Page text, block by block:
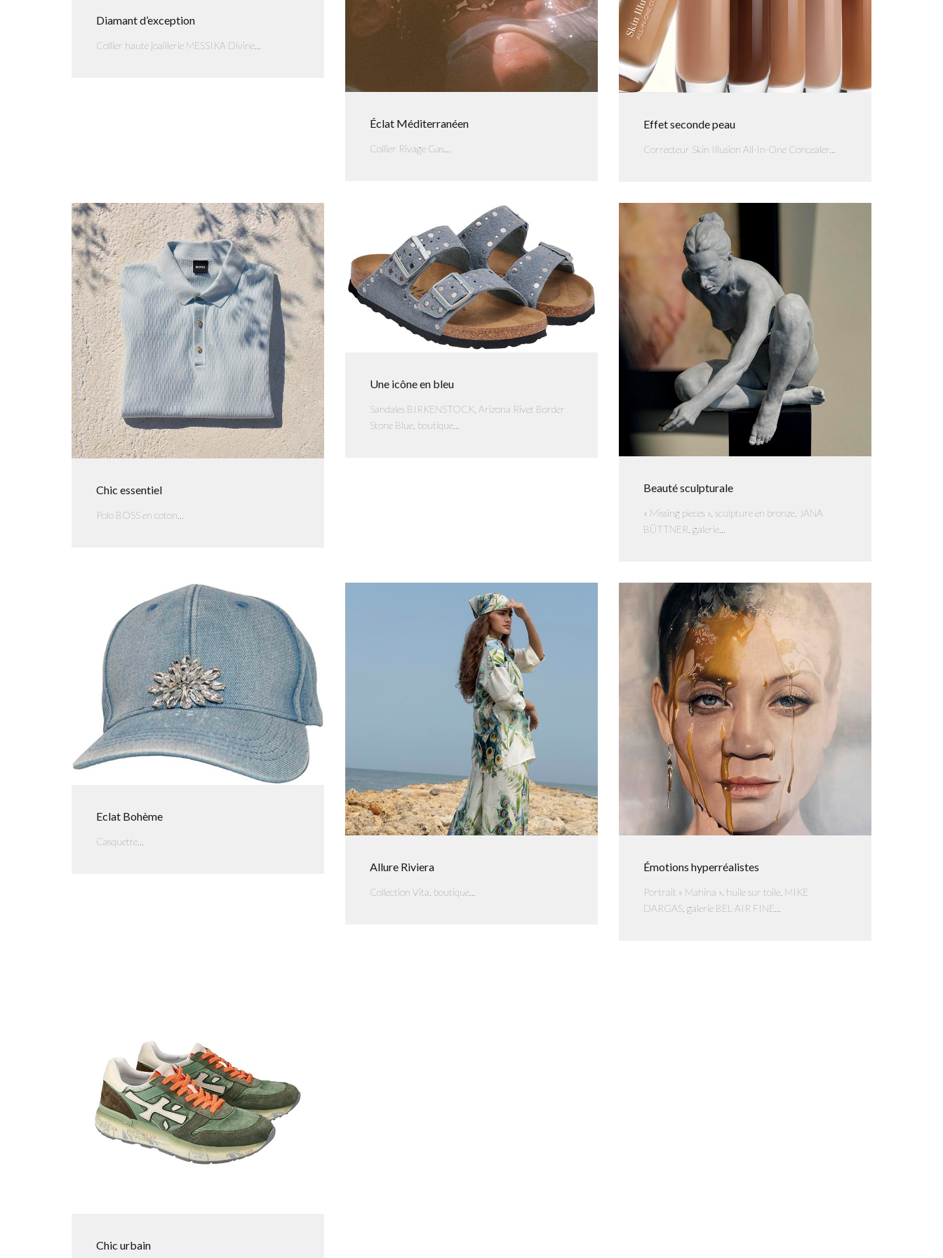
Diamant d’exception
Collier haute joaillerie MESSIKA Divine...
Éclat Méditerranéen
Collier Rivage Gas...
Effet seconde peau
Correcteur Skin Illusion All-In-One Concealer...
Chic essentiel
Polo BOSS en coton...
Une icône en bleu
Sandales BIRKENSTOCK, Arizona Rivet Border
Stone Blue, boutique...
Beauté sculpturale
« Missing pieces », sculpture en bronze, JANA
BÜTTNER, galerie...
Eclat Bohème
Casquette...
Allure Riviera
Collection Vita, boutique...
Émotions hyperréalistes
Portrait « Mahina », huile sur toile, MIKE
DARGAS, galerie BEL AIR FINE...
Chic urbain